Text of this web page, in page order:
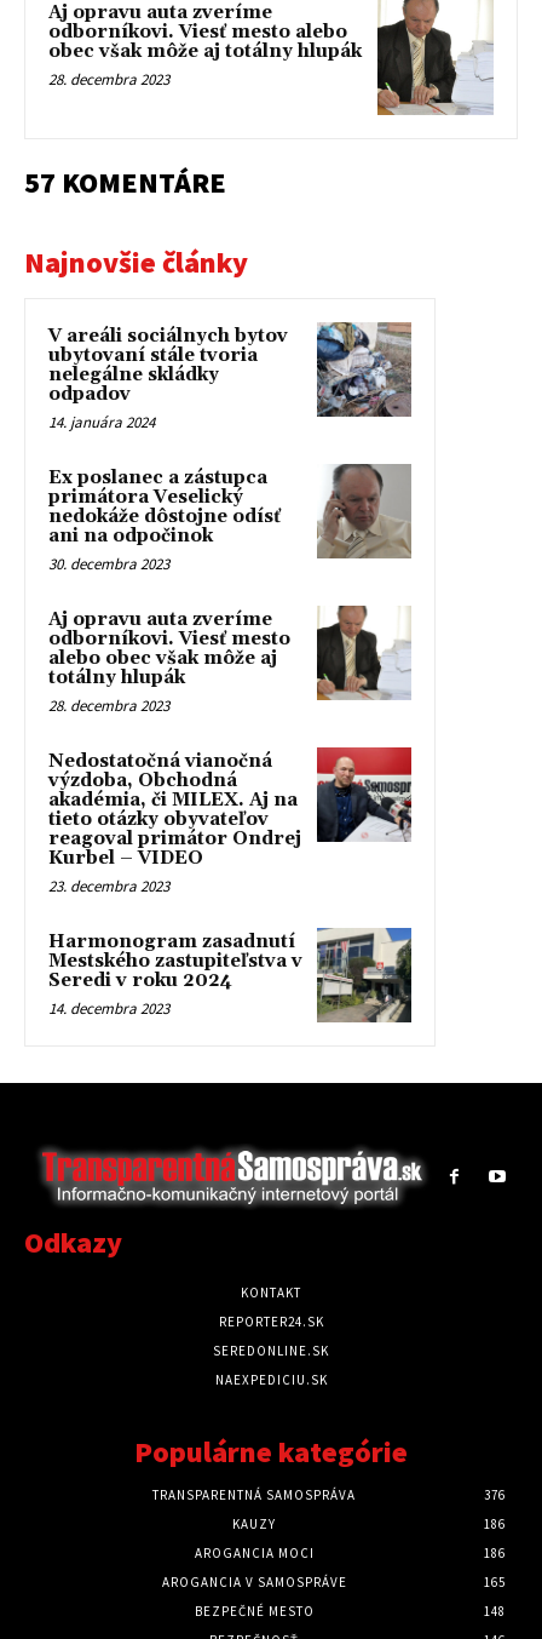
Aj opravu auta zveríme
odborníkovi. Viesť mesto alebo
obec však môže aj totálny hlupák
28. decembra 2023
57 KOMENTÁRE
Najnovšie články
V areáli sociálnych bytov
ubytovaní stále tvoria
nelegálne skládky
odpadov
14. januára 2024
Ex poslanec a zástupca
primátora Veselický
nedokáže dôstojne odísť
ani na odpočinok
30. decembra 2023
Aj opravu auta zveríme
odborníkovi. Viesť mesto
alebo obec však môže aj
totálny hlupák
28. decembra 2023
Nedostatočná vianočná
výzdoba, Obchodná
akadémia, či MILEX. Aj na
tieto otázky obyvateľov
reagoval primátor Ondrej
Kurbel – VIDEO
23. decembra 2023
Harmonogram zasadnutí
Mestského zastupiteľstva v
Seredi v roku 2024
14. decembra 2023
Odkazy
KONTAKT
REPORTER24.SK
SEREDONLINE.SK
NAEXPEDICIU.SK
Populárne kategórie
TRANSPARENTNÁ SAMOSPRÁVA
376
KAUZY
186
AROGANCIA MOCI
186
AROGANCIA V SAMOSPRÁVE
165
BEZPEČNÉ MESTO
148